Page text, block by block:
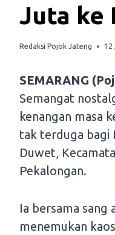
Juta ke
Redaksi Pojok Jateng 12
SEMARANG
Semangat
kenangan masa
tak terduga bagi
Duwet,
Pekalongan.
Ia bersama sang
menemukan